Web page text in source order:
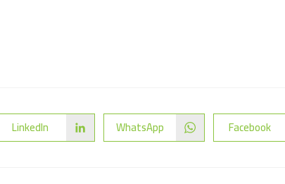
Facebook
WhatsApp
LinkedIn